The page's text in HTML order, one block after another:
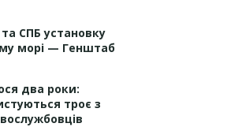
СПБ установку
морі — Генштаб
два роки:
троє з